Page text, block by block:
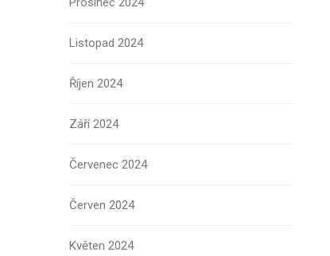
Listopad 2024
Říjen 2024
Září 2024
Červenec 2024
Červen 2024
Květen 2024